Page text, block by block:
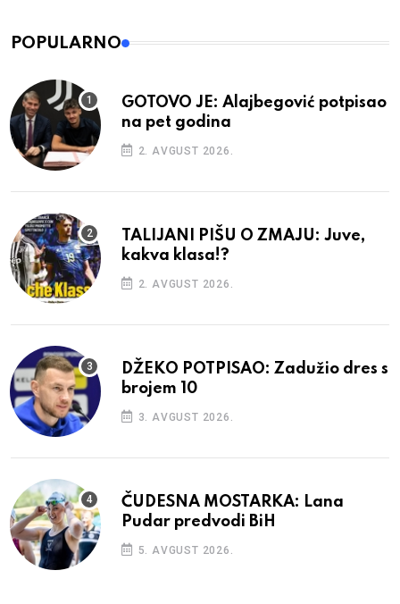
POPULARNO
GOTOVO JE: Alajbegović potpisao
na pet godina
2. AVGUST 2026.
TALIJANI PIŠU O ZMAJU: Juve,
kakva klasa!?
2. AVGUST 2026.
DŽEKO POTPISAO: Zadužio dres s
brojem 10
3. AVGUST 2026.
ČUDESNA MOSTARKA: Lana
Pudar predvodi BiH
5. AVGUST 2026.